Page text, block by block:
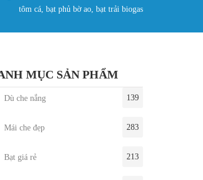
tôm cá, bạt phủ bờ ao, bạt trải biogas
MỤC SẢN PHẨM
Dù che nắng 139
Mái che đẹp 283
Bạt giá rẻ 213